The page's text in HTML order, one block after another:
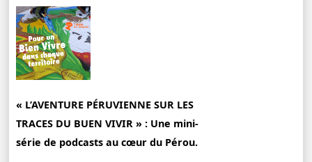
« L’AVENTURE PÉRUVIENNE SUR LES
TRACES DU BUEN VIVIR » : Une mini-
série de podcasts au cœur du Pérou.